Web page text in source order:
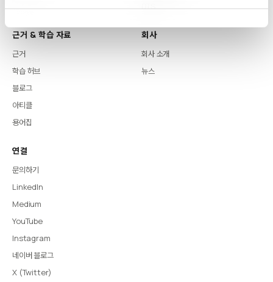
근거 & 학습 자료
근거
학습 허브
블로그
아티클
용어집
회사
회사 소개
뉴스
연결
문의하기
LinkedIn
Medium
YouTube
Instagram
네이버 블로그
X (Twitter)